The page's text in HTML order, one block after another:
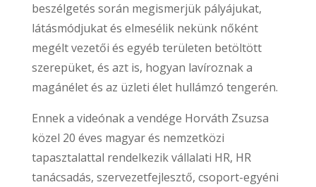
beszélgetés során megismerjük pályájukat,
látásmódjukat és elmesélik nekünk nőként
megélt vezetői és egyéb területen betöltött
szerepüket, és azt is, hogyan lavíroznak a
magánélet és az üzleti élet hullámzó tengerén.
Ennek a videónak a vendége Horváth Zsuzsa
közel 20 éves magyar és nemzetközi
tapasztalattal rendelkezik vállalati HR, HR
tanácsadás, szervezetfejlesztő, csoport-egyéni